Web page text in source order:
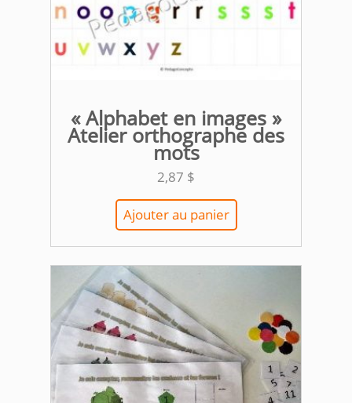
« Alphabet en images »
Atelier orthographe des
mots
2,87 $
Ajouter au panier